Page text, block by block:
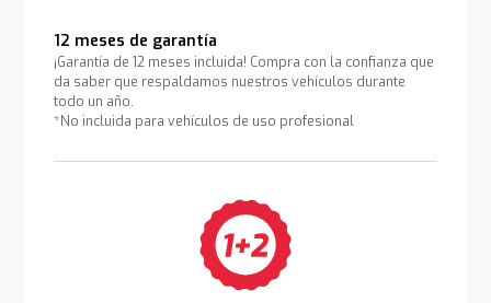
12 meses de garantía
¡Garantía de 12 meses incluida! Compra con la confianza que
da saber que respaldamos nuestros vehículos durante
todo un año.
*No incluida para vehículos de uso profesional